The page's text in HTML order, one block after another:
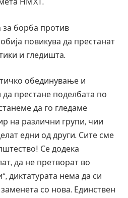
борба против
повикува да престанат
и гледишта.
обединување и
да престане поделбата по
да го гледаме
на различни групи, чии
едни од други. Сите сме
Се додека
да не претворат во
диктатурата нема да си
со нова. Единствен